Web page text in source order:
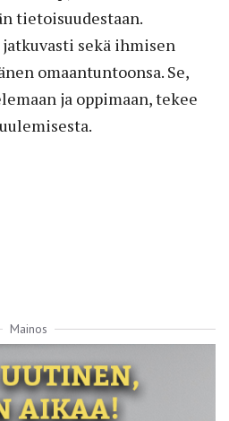
tietoisuudestaan.
jatkuvasti sekä ihmisen
omaantuntoonsa. Se,
ja oppimaan, tekee
Mainos